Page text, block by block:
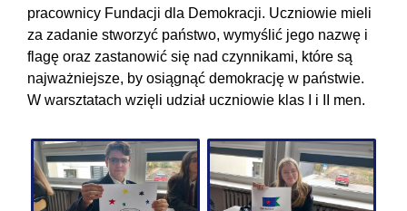
pracownicy Fundacji dla Demokracji. Uczniowie mieli
za zadanie stworzyć państwo, wymyślić jego nazwę i
flagę oraz zastanowić się nad czynnikami, które są
najważniejsze, by osiągnąć demokrację w państwie.
W warsztatach wzięli udział uczniowie klas I i II men.